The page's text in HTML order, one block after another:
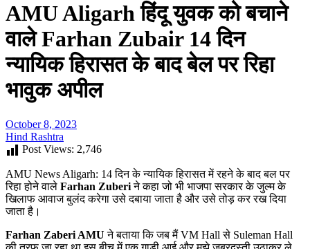
AMU Aligarh हिंदू युवक को बचाने
वाले Farhan Zubair 14 दिन
न्यायिक हिरासत के बाद बेल पर रिहा
भावुक अपील
October 8, 2023
Hind Rashtra
Post Views: 2,746
AMU News Aligarh: 14 दिन के न्यायिक हिरासत में रहने के बाद बल पर
रिहा होने वाले Farhan Zuberiने कहा जो भी भाजपा सरकार के जुल्म के
खिलाफ आवाज बुलंद करेगा उसे दबाया जाता है और उसे तोड़ कर रख दिया
जाता है।
Farhan Zaberi AMU ने बताया कि जब मैं VM Hall से Suleman Hall